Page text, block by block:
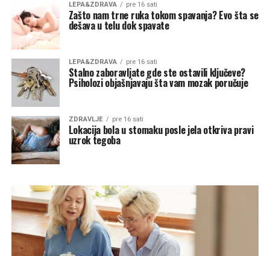
LEPA&ZDRAVA pre 16 sati
Zašto nam trne ruka tokom spavanja? Evo šta se
dešava u telu dok spavate
LEPA&ZDRAVA pre 16 sati
Stalno zaboravljate gde ste ostavili ključeve?
Psiholozi objašnjavaju šta vam mozak poručuje
ZDRAVLJE pre 16 sati
Lokacija bola u stomaku posle jela otkriva pravi
uzrok tegoba